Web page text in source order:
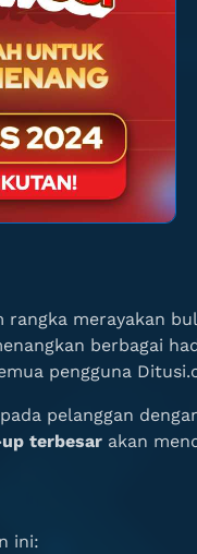
merayakan
berbagai
pengguna
pelanggan
terbesar akan
ini: